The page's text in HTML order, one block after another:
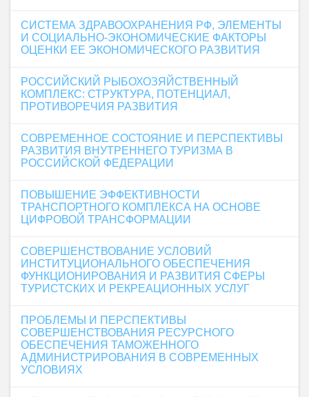
СИСТЕМА ЗДРАВООХРАНЕНИЯ РФ, ЭЛЕМЕНТЫ
И СОЦИАЛЬНО-ЭКОНОМИЧЕСКИЕ ФАКТОРЫ
ОЦЕНКИ ЕЕ ЭКОНОМИЧЕСКОГО РАЗВИТИЯ
РОССИЙСКИЙ РЫБОХОЗЯЙСТВЕННЫЙ
КОМПЛЕКС: СТРУКТУРА, ПОТЕНЦИАЛ,
ПРОТИВОРЕЧИЯ РАЗВИТИЯ
СОВРЕМЕННОЕ СОСТОЯНИЕ И ПЕРСПЕКТИВЫ
РАЗВИТИЯ ВНУТРЕННЕГО ТУРИЗМА В
РОССИЙСКОЙ ФЕДЕРАЦИИ
ПОВЫШЕНИЕ ЭФФЕКТИВНОСТИ
ТРАНСПОРТНОГО КОМПЛЕКСА НА ОСНОВЕ
ЦИФРОВОЙ ТРАНСФОРМАЦИИ
СОВЕРШЕНСТВОВАНИЕ УСЛОВИЙ
ИНСТИТУЦИОНАЛЬНОГО ОБЕСПЕЧЕНИЯ
ФУНКЦИОНИРОВАНИЯ И РАЗВИТИЯ СФЕРЫ
ТУРИСТСКИХ И РЕКРЕАЦИОННЫХ УСЛУГ
ПРОБЛЕМЫ И ПЕРСПЕКТИВЫ
СОВЕРШЕНСТВОВАНИЯ РЕСУРСНОГО
ОБЕСПЕЧЕНИЯ ТАМОЖЕННОГО
АДМИНИСТРИРОВАНИЯ В СОВРЕМЕННЫХ
УСЛОВИЯХ